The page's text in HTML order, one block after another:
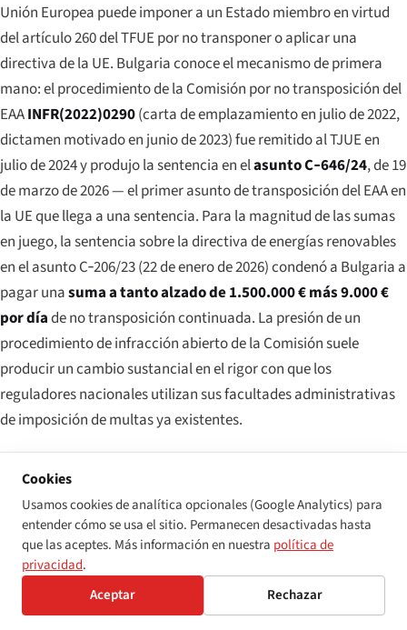
Unión Europea puede imponer a un Estado miembro en virtud
del artículo 260 del TFUE por no transponer o aplicar una
directiva de la UE. Bulgaria conoce el mecanismo de primera
mano: el procedimiento de la Comisión por no transposición del
EAAINFR(2022)0290(carta de emplazamiento en julio de 2022,
dictamen motivado en junio de 2023) fue remitido al TJUE en
julio de 2024 y produjo la sentencia en elasunto C‑646/24, de 19
de marzo de 2026 — el primer asunto de transposición del EAA en
la UE que llega a una sentencia. Para la magnitud de las sumas
en juego, la sentencia sobre la directiva de energías renovables
en el asunto C‑206/23 (22 de enero de 2026) condenó a Bulgaria a
pagar unasuma a tanto alzado de 1.500.000 € más 9.000 €
por díade no transposición continuada. La presión de un
procedimiento de infracción abierto de la Comisión suele
producir un cambio sustancial en el rigor con que los
reguladores nacionales utilizan sus facultades administrativas
de imposición de multas ya existentes.
PARA 2026
Para un único sitio web municipal búlgaro que
incumpla la metodología de monitorización WAD, la
exposición habitual es una orden de acción correctiva
más una multa administrativa en el tramo de500 €–
Cookies
Usamos cookies de analítica opcionales (Google Analytics) para
entender cómo se usa el sitio. Permanecen desactivadas hasta
que las aceptes. Más información en nuestra política de
privacidad.
Aceptar
Rechazar